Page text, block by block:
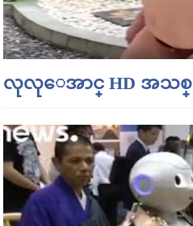
လုလုေအာင္ HD အသစ္